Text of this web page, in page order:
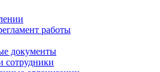
работы
документы
сотрудники